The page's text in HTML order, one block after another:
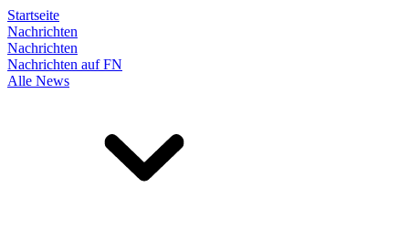
Startseite
Nachrichten
Nachrichten
Nachrichten auf FN
Alle News